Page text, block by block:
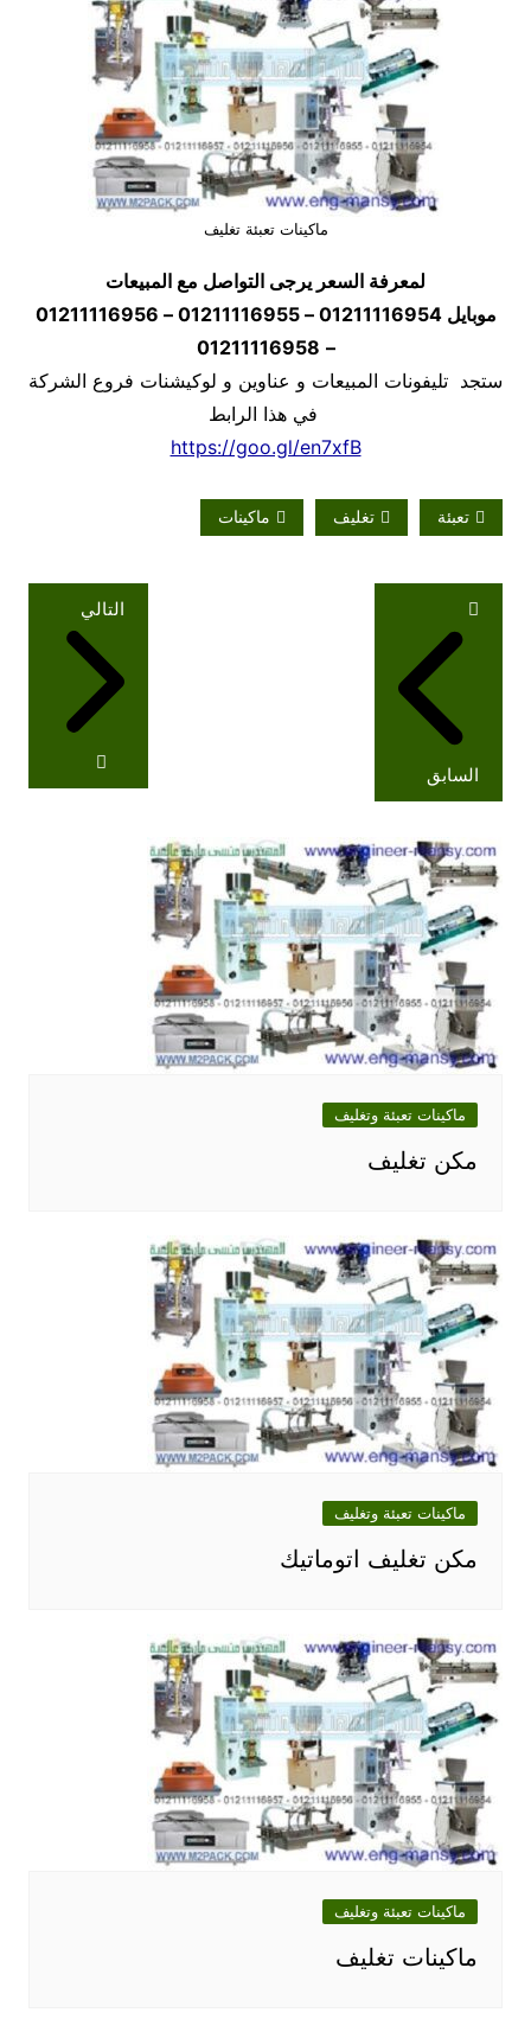
ماكينات تعبئة تغليف
لمعرفة السعر يرجى التواصل مع المبيعات
موبايل01211116954 – 01211116955 – 01211116956
–
01211116958
ستجد تليفونات المبيعات و عناوين و لوكيشنات فروع الشركة
في هذا الرابط
https://goo.gl/en7xfB
تعبئة تغليف ماكينات
تصفّح
المقالات
السابق
التالي
ماكينات تعبئة وتغليف
مكن تغليف
ماكينات تعبئة وتغليف
مكن تغليف اتوماتيك
ماكينات تعبئة وتغليف
ماكينات تغليف